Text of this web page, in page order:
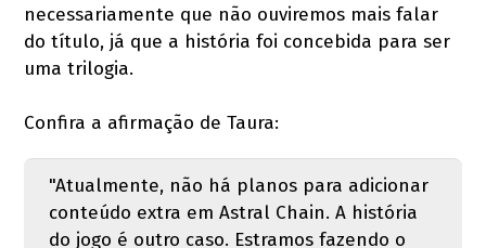
necessariamente que não ouviremos mais falar
do título, já que a história foi concebida para ser
uma trilogia.
Confira a afirmação de Taura:
"Atualmente, não há planos para adicionar
conteúdo extra em Astral Chain. A história
do jogo é outro caso. Estramos fazendo o